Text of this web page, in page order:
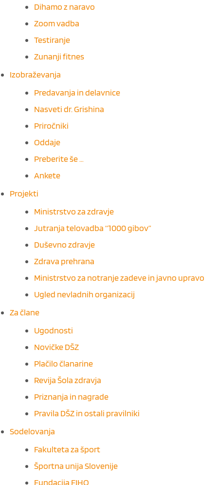
Dihamo z naravo
Zoom vadba
Testiranje
Zunanji fitnes
Izobraževanja
Predavanja in delavnice
Nasveti dr. Grishina
Priročniki
Oddaje
Preberite še …
Ankete
Projekti
Ministrstvo za zdravje
Jutranja telovadba “1000 gibov”
Duševno zdravje
Zdrava prehrana
Ministrstvo za notranje zadeve in javno upravo
Ugled nevladnih organizacij
Za člane
Ugodnosti
Novičke DŠZ
Plačilo članarine
Revija Šola zdravja
Priznanja in nagrade
Pravila DŠZ in ostali pravilniki
Sodelovanja
Fakulteta za šport
Športna unija Slovenije
Fundacija FIHO